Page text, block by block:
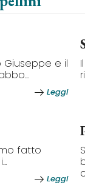
e il
Leggi
fatto
Leggi